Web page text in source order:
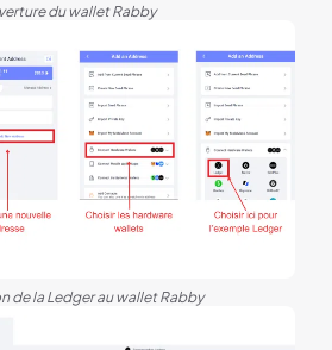
du wallet Rabby
de la Ledger au wallet Rabby